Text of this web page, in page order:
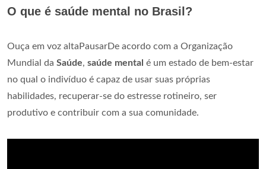
O que é saúde mental no Brasil?
Ouça em voz altaPausarDe acordo com a Organização
Mundial da Saúde, saúde mental é um estado de bem-estar
no qual o indivíduo é capaz de usar suas próprias
habilidades, recuperar-se do estresse rotineiro, ser
produtivo e contribuir com a sua comunidade.